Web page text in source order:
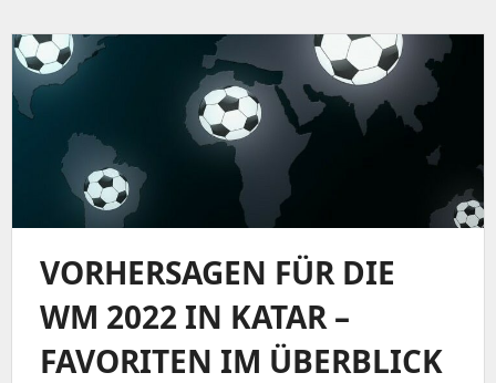
VORHERSAGEN FÜR DIE
WM 2022 IN KATAR –
FAVORITEN IM ÜBERBLICK